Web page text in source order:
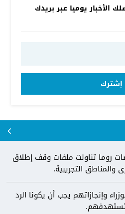
الأخبار يوميا عبر بريدك
إشترك
روما تناولت ملفات وقف إطلاق
والمناطق التجريبية.
وإنجازاتهم يجب أن يكونا الرد
تستهدفهم.